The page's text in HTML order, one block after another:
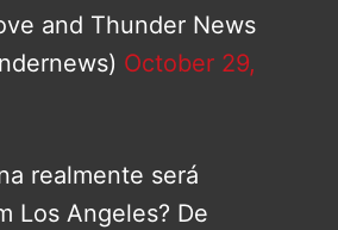
and Thunder News
October 29,
realmente será
Los Angeles? De